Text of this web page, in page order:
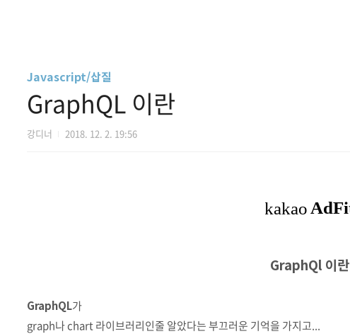
Javascript/삽질
GraphQL 이란
강디너 2018. 12. 2. 19:56
GraphQl 이란
GraphQL가
graph나 chart 라이브러리인줄 알았다는 부끄러운 기억을 가지고...